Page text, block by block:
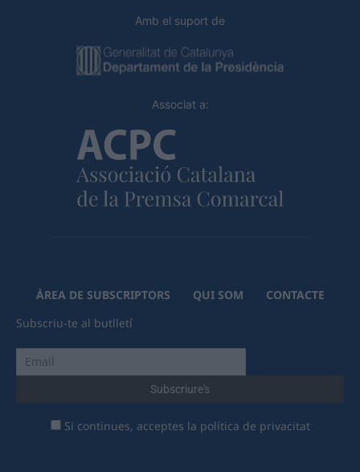
Amb el suport de
Associat a:
ÀREA DE SUBSCRIPTORS QUI SOM
CONTACTE
Subscriu-te al butlletí
Si continues, acceptes la política de privacitat